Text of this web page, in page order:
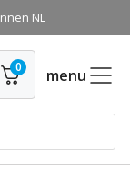
NL
0 menu